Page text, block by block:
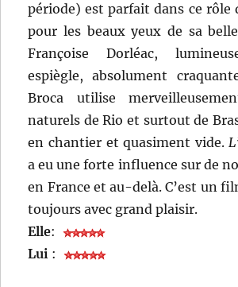
période) est parfait dans ce
pour les beaux yeux de sa
Françoise Dorléac,
espiègle, absolument
Broca utilise
naturels de Rio et surtout de
en chantier et quasiment vide.
a eu une forte influence sur de
en France et au-delà. C’est un
toujours avec grand plaisir.
Elle:
Lui :